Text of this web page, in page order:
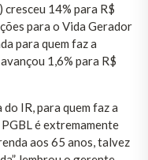
14% para R$
para o Vida Gerador
para quem faz a
1,6% para R$
IR, para quem faz a
é extremamente
aos 65 anos, talvez